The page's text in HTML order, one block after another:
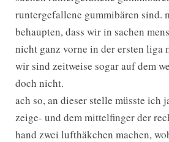
runtergefallene gummibären sind.
behaupten, dass wir in sachen
nicht ganz vorne in der ersten liga
wir sind zeitweise sogar auf dem
doch nicht.
ach so, an dieser stelle müsste ich
zeige- und dem mittelfinger der
hand zwei lufthäkchen machen,